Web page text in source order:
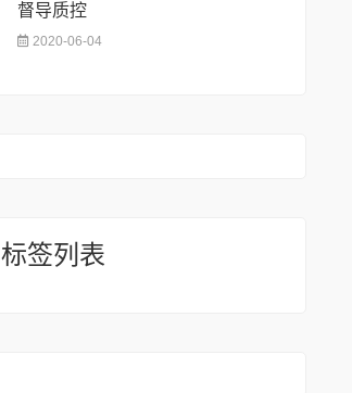
督导质控
2020-06-04
标签列表